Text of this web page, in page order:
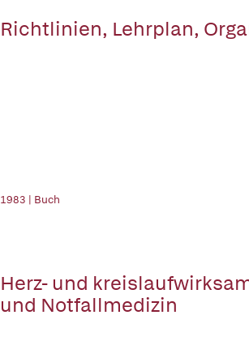
Richtlinien, Lehrplan,
1983 | Buch
Herz- und
und Notfallmedizin